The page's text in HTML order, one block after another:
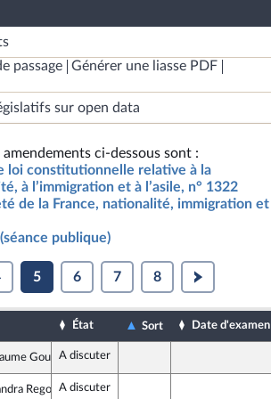
passage
Générer une liasse PDF
sur open data
ci-dessous sont :
loi constitutionnelle relative à la
à l’immigration et à l’asile, n° 1322
de la France, nationalité, immigration et
publique)
5 6 7 8
État Sort Date d'examen
Gouffier Valente
A discuter
- NUPES
Regol A discuter